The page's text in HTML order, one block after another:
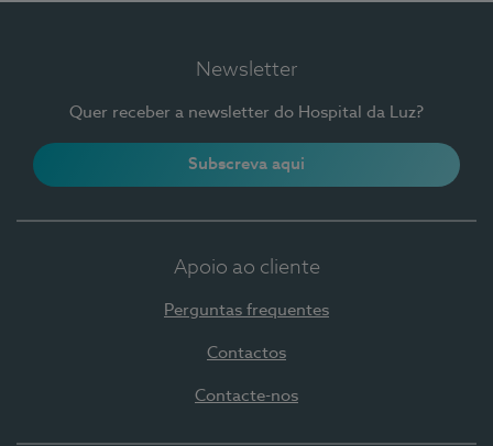
Newsletter
Quer receber a newsletter do Hospital da Luz?
Subscreva aqui
Apoio ao cliente
Perguntas frequentes
Contactos
Contacte-nos